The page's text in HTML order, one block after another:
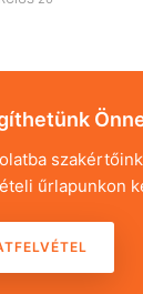
űrlapunkon